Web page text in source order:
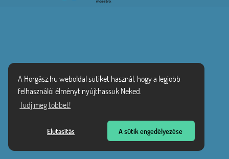
A Horgász.hu weboldal sütiket használ, hogy a legjobb
felhasználói élményt nyújthassuk Neked.
Tudj meg többet!
Elutasítás A sütik engedélyezése